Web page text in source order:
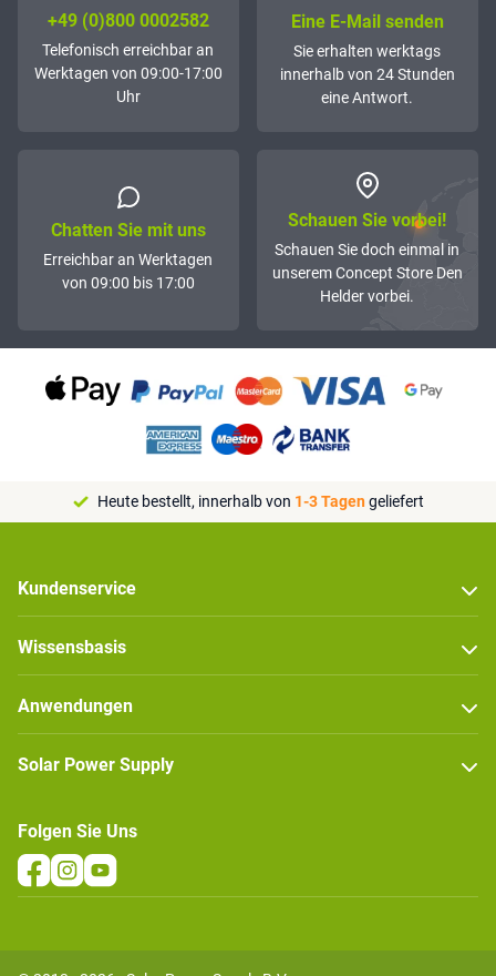
+49 (0)800 0002582
Telefonisch erreichbar an
Werktagen von 09:00-17:00
Uhr
Eine E-Mail senden
Sie erhalten werktags
innerhalb von 24 Stunden
eine Antwort.
Chatten Sie mit uns
Erreichbar an Werktagen
von 09:00 bis 17:00
Schauen Sie vorbei!
Schauen Sie doch einmal in
unserem Concept Store Den
Helder vorbei.
Heute bestellt, innerhalb von 1-3 Tagengeliefert
Kundenservice
Wissensbasis
Anwendungen
Solar Power Supply
Folgen Sie Uns